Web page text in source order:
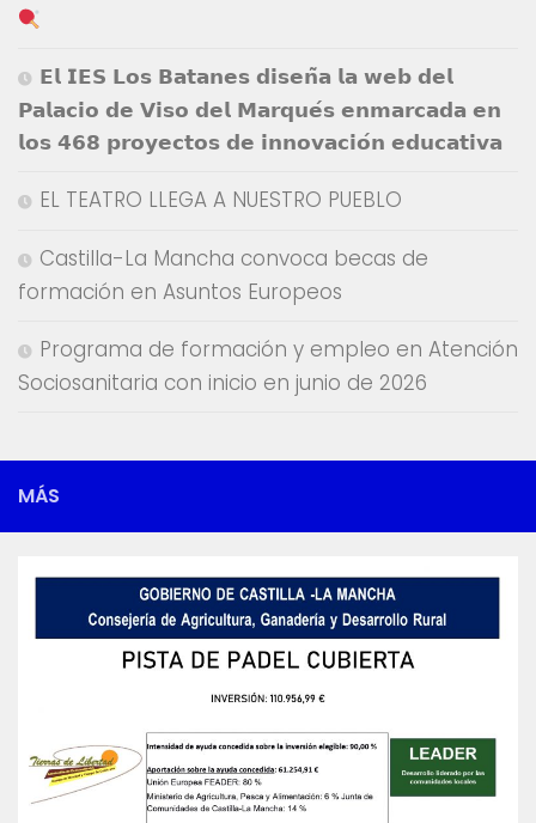
𝗘𝗹 𝗜𝗘𝗦 𝗟𝗼𝘀 𝗕𝗮𝘁𝗮𝗻𝗲𝘀 𝗱𝗶𝘀𝗲𝗻̃𝗮 𝗹𝗮 𝘄𝗲𝗯 𝗱𝗲𝗹
𝗣𝗮𝗹𝗮𝗰𝗶𝗼 𝗱𝗲 𝗩𝗶𝘀𝗼 𝗱𝗲𝗹 𝗠𝗮𝗿𝗾𝘂𝗲́𝘀 𝗲𝗻𝗺𝗮𝗿𝗰𝗮𝗱𝗮 𝗲𝗻
𝗹𝗼𝘀 𝟰𝟲𝟴 𝗽𝗿𝗼𝘆𝗲𝗰𝘁𝗼𝘀 𝗱𝗲 𝗶𝗻𝗻𝗼𝘃𝗮𝗰𝗶𝗼́𝗻 𝗲𝗱𝘂𝗰𝗮𝘁𝗶𝘃𝗮
EL TEATRO LLEGA A NUESTRO PUEBLO
Castilla-La Mancha convoca becas de
formación en Asuntos Europeos
Programa de formación y empleo en Atención
Sociosanitaria con inicio en junio de 2026
MÁS